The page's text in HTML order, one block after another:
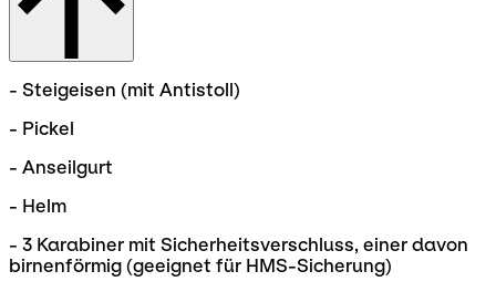
- Steigeisen (mit Antistoll)
- Pickel
- Anseilgurt
- Helm
- 3 Karabiner mit Sicherheitsverschluss, einer davon
birnenförmig (geeignet für HMS-Sicherung)